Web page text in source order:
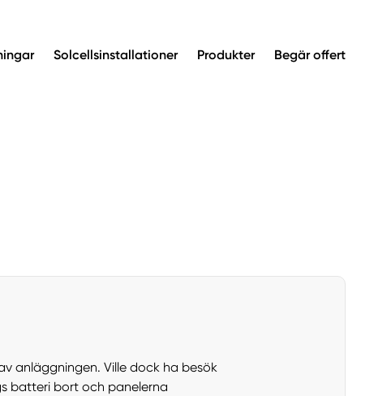
Solcellsinstallationer Produkter Begär offert
anläggningen. Ville dock ha besök
batteri bort och panelerna